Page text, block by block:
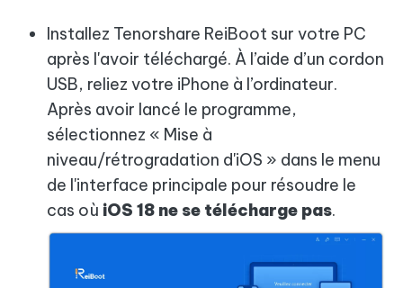
Installez Tenorshare ReiBoot sur votre PC
après l'avoir téléchargé. À l’aide d’un cordon
USB, reliez votre iPhone à l’ordinateur.
Après avoir lancé le programme,
sélectionnez « Mise à
niveau/rétrogradation d'iOS » dans le menu
de l'interface principale pour résoudre le
cas où iOS 18 ne se télécharge pas.